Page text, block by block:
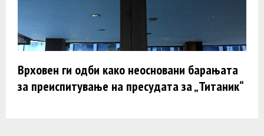
Врховен ги одби како неосновани барањата
за преиспитување на пресудата за „Титаник“